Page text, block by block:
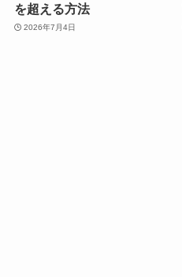
を超える方法
2026年7月4日